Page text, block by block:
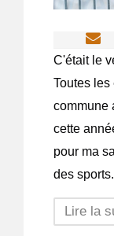
C'était le
Toutes
commune
cette
pour ma
des sports.
Lire la